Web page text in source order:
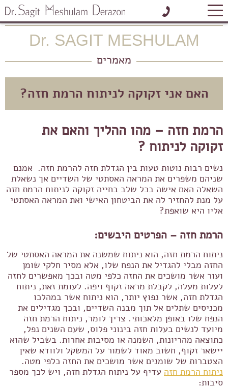
בית מאמרים» האם אני זקוקה לניתוח הרמת חזה?
Dr. SAGIT MESHULAM
מאמרים
האם אני זקוקה לניתוח הרמת חזה?
הרמת חזה – מהו ההליך והאם את
זקוקה לניתוח ?
נשים רבות נוטות טעות בין הגדלת חזה להרמת חזה. אמנם
שניהם משפרים את המראה האסתטי של השדיים אך נשאלת
השאלה האם אישה בכל שלב בחייה זקוקה לניתוח הרמת חזה
על מנת להחזיר לה את הביטחון האישי ואת המראה האסתטי
אליו היא שואפת?
הרמת חזה – הפרטים היבשים:
ניתוח הרמת חזה, הוא ניתוח שמשנה את המראה האסתטי של
החזה מבלי להגדיל את הנפח שלו, אלא מסיר חלקי שומן
ועור אשר מושכים את החזה כלפי מטה ובכך מאפשרים לחזה
לעלות מעלה, לקבלת מראה זקוף ויפה. לעומת זאת, ניתוח
הגדלת חזה, אשר נפוץ יותר, הוא ניתוח אשר במהלכו
מכניסים שתלים אל תוך מבנה השדיים, ובכך מגדילים את
הנפח שלו באופן מלאכותי. צריך לומר, ניתוח הרמת חזה
מיועד לנשים בעלות חזה בינוני פלוס, שעם השנים נפל,
כתוצאה מהריונות, השמנה או מסיבות אחרות. בשביל שהוא
יישאר זקוף, חשוב מאוד לשמור על המשקל ולוודא שאין
הצטברות של שומנים אשר מושכים את החזה כלפי מטה.
ניתוח הרמת חזה עדיף על ניתוח הגדלת חזה, ויש לכך מספר
סיבות: